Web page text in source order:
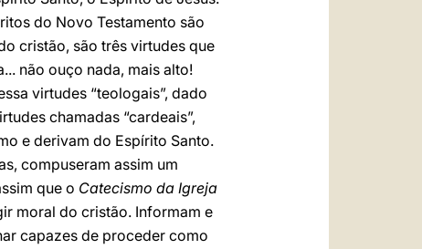
do Novo Testamento são
cristão, são três virtudes que
não ouço nada, mais alto!
virtudes “teologais”, dado
chamadas “cardeais”,
e derivam do Espírito Santo.
compuseram assim um
que o Catecismo da Igreja
moral do cristão. Informam e
capazes de proceder como